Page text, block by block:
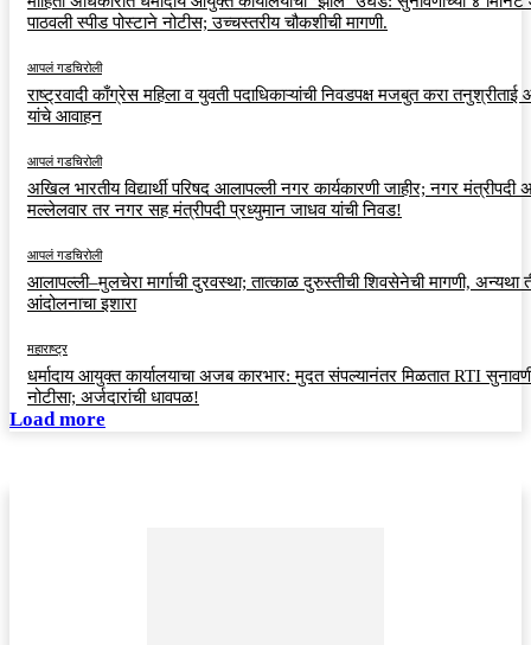
पाठवली स्पीड पोस्टाने नोटीस; उच्चस्तरीय चौकशीची मागणी.
आपलं गडचिरोली
राष्ट्रवादी काँग्रेस महिला व युवती पदाधिकाऱ्यांची निवडपक्ष मजबुत करा तनुश्रीताई
यांचे आवाहन
आपलं गडचिरोली
अखिल भारतीय विद्यार्थी परिषद आलापल्ली नगर कार्यकारणी जाहीर; नगर मंत्रीपदी
मल्लेलवार तर नगर सह मंत्रीपदी प्रध्युमान जाधव यांची निवड!
आपलं गडचिरोली
आलापल्ली–मुलचेरा मार्गाची दुरवस्था; तात्काळ दुरुस्तीची शिवसेनेची मागणी, अन्यथा
आंदोलनाचा इशारा
महाराष्ट्र
धर्मादाय आयुक्त कार्यालयाचा अजब कारभार: मुदत संपल्यानंतर मिळतात RTI
नोटीसा; अर्जदारांची धावपळ!
Load more